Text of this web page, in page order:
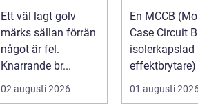
hantverkare för
hållbara golv
Ett väl lagt golv
märks sällan förrän
något är fel.
Knarrande br...
02 augusti 2026
En MCCB
Case Circuit
isolerkapslad
effektbrytare)
hjärtat i många
moderna
01 augusti